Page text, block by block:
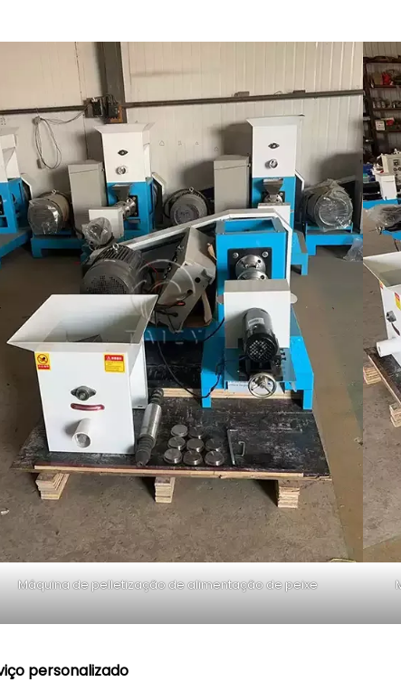
Máquina de pelletização de alimentação de peixe
personalizado